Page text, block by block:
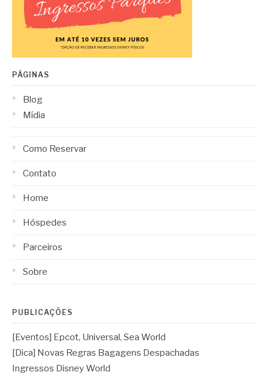
PÁGINAS
Blog
Mídia
Como Reservar
Contato
Home
Hóspedes
Parceiros
Sobre
PUBLICAÇÕES
[Eventos] Epcot, Universal, Sea World
[Dica] Novas Regras Bagagens Despachadas
Ingressos Disney World